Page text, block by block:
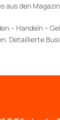
aus den
– Handeln –
Detaillierte